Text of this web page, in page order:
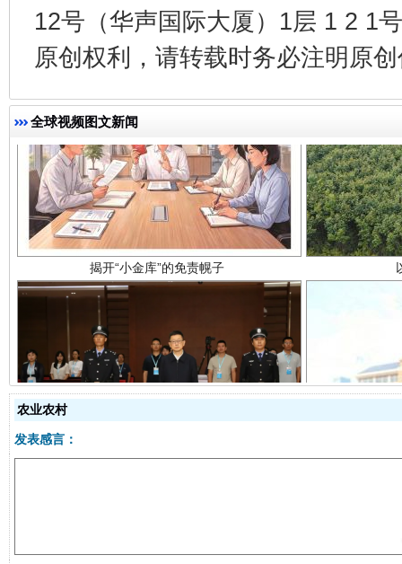
12号（华声国际大厦）1层 1 2 1
原创权利，请转载时务必注明原
全球视频图文新闻
揭开“小金库”的免责幌子
受贿1.44亿！段成刚被判无期
从幼
农业农村
发表感言：